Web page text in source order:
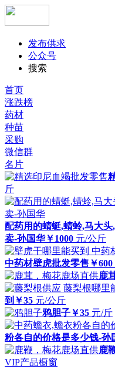
发布供求
公众号
搜索
首页
涨跌榜
药材
种苗
采购
微信群
名片
斤
配药用的蜻蜓,蜻蛉,马大
卖-孙国华￥1000 元/公斤
中药材壁虎批发零售 ￥600
鹿
到 ￥35 元/公斤
鸦胆子￥35 元/斤
粉各自的价格是多少钱-孙
鹿
VIP产品橱窗